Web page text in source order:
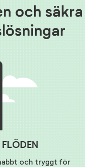
och säkra
och tryggt för